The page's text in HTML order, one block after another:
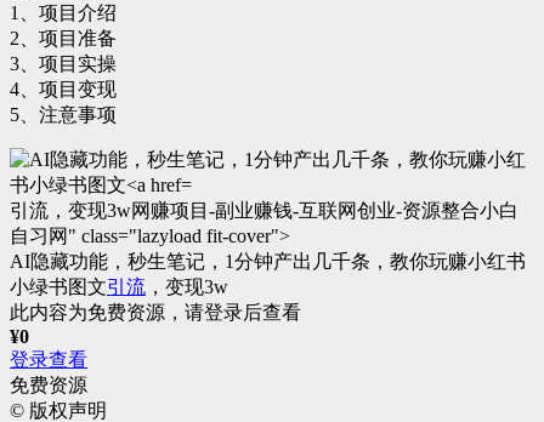
1、项目介绍
2、项目准备
3、项目实操
4、项目变现
5、注意事项
引流，变现3w网赚项目-副业赚钱-互联网创业-资源整合小白
自习网" class="lazyload fit-cover">
AI隐藏功能，秒生笔记，1分钟产出几千条，教你玩赚小红书
小绿书图文引流 ，变现3w
此内容为免费资源，请登录后查看
¥0
登录查看
免费资源
© 版权声明